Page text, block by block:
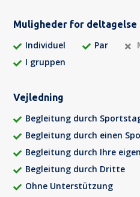
Muligheder for deltagelse
Individuel Par
I gruppen
Vejledning
Begleitung durch
Begleitung durch einen
Begleitung durch Ihre
Begleitung durch Dritte
Ohne Unterstützung